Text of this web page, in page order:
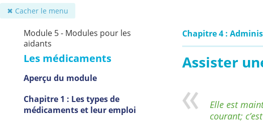
✖ Cacher le menu
Module 5 - Modules pour les
aidants
Les médicaments
Aperçu du module
Chapitre 1 : Les types de
médicaments et leur emploi
Chapitre 4 :
Assister
Elle est
courant;